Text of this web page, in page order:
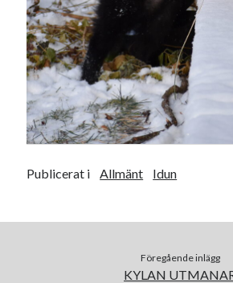
Publicerat i Allmänt Idun
Föregående inlägg
KYLAN